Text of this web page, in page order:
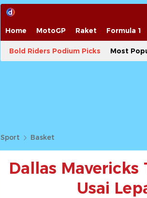
Home MotoGP Raket Formula 1
Bold Riders Podium Picks Most
Sport Basket
Dallas
Usai